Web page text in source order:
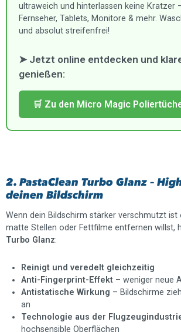
ultraweich und hinterlassen keine Kratzer
Fernseher, Tablets, Monitore & mehr.
und absolut streifenfrei!
➤ Jetzt online entdecken und
genießen:
🛒 Zu den Micro Magic
2. PastaClean Turbo Glanz –
deinen Bildschirm
Wenn dein Bildschirm stärker verschmutzt ist
matte Stellen oder Fettfilme entfernen willst,
Turbo Glanz:
Reinigt und veredelt gleichzeitig
Anti-Fingerprint-Effekt– weniger neue
Antistatische Wirkung – Bildschirme
an
Technologie aus der
hochsensible Oberflächen